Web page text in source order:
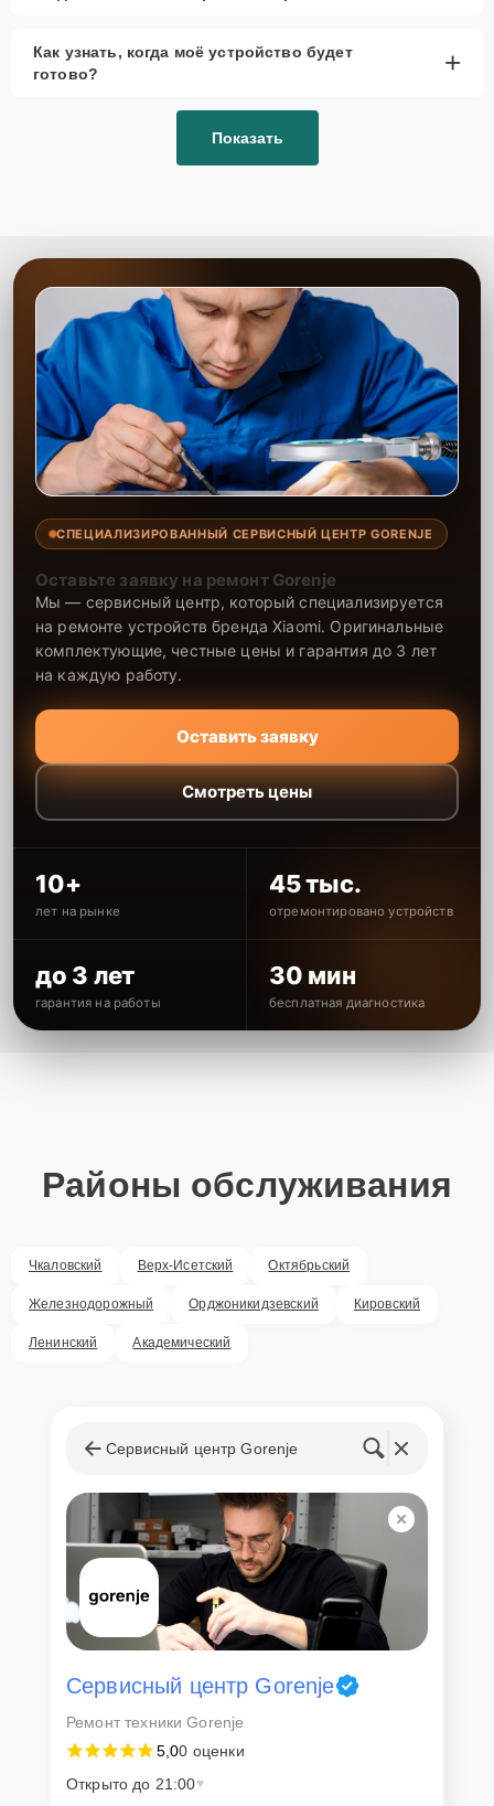
Как узнать, когда моё устройство будет
готово?
+
Показать
СПЕЦИАЛИЗИРОВАННЫЙ СЕРВИСНЫЙ ЦЕНТР GORENJE
Оставьте заявку на ремонт Gorenje
Мы — сервисный центр, который специализируется
на ремонте устройств бренда Xiaomi. Оригинальные
комплектующие, честные цены и гарантия до 3 лет
на каждую работу.
Оставить заявку
Смотреть цены
10+
лет на рынке
45 тыс.
отремонтировано устройств
до 3 лет
гарантия на работы
30 мин
бесплатная диагностика
Районы обслуживания
Чкаловский Верх-Исетский Октябрьский
Железнодорожный Орджоникидзевский Кировский
Ленинский Академический
Сервисный центр Gorenje
Сервисный центр Gorenje
Ремонт техники Gorenje
5,00 оценки
Открыто до 21:00